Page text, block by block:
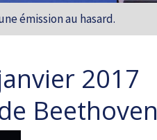
émission au hasard.
2017
Beethoven